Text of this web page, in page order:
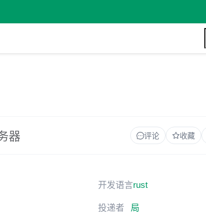
器 评论 收藏
开发语言rust
投递者 局